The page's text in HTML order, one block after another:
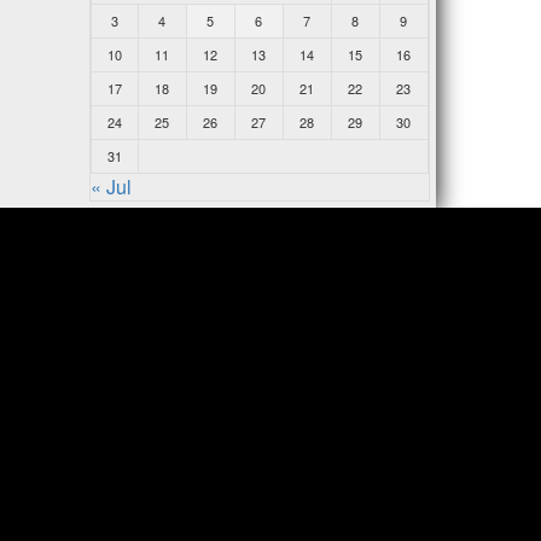
3
4 5 6 7 8
9
10
11 12 13 14 15
16
17
18 19 20 21 22
23
24
25 26 27 28 29
30
31
« Jul